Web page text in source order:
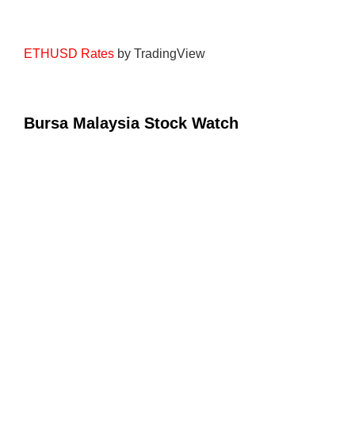
ETHUSD Rates by TradingView
Bursa Malaysia Stock Watch